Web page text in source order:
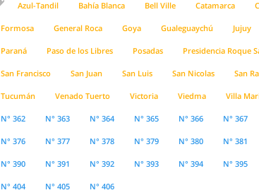
Azul-Tandil Bahía Blanca Bell Ville Catamarca
Formosa General Roca Goya Gualeguaychú Jujuy
Paraná Paso de los Libres Posadas Presidencia Roque
San Francisco San Juan San Luis San Nicolas San
Tucumán Venado Tuerto Victoria Viedma Villa
N° 362 N° 363 N° 364 N° 365 N° 366 N° 367
N° 376 N° 377 N° 378 N° 379 N° 380 N° 381
N° 390 N° 391 N° 392 N° 393 N° 394 N° 395
N° 404 N° 405 N° 406